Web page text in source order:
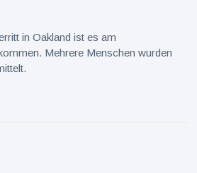
in Oakland ist es am
Mehrere Menschen wurden